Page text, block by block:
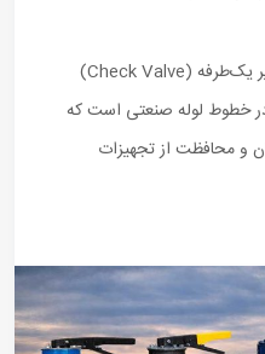
شیر یک‌طرفه (Check Valve) شیر یک‌طرفه (Check Valve)
خطوط لوله صنعتی است که
و محافظت از تجهیزات